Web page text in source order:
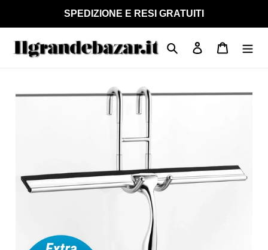
contenuti
SPEDIZIONE E RESI GRATUITI
Cerca Accedi Carrello